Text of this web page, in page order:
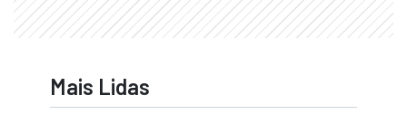
Mais Lidas